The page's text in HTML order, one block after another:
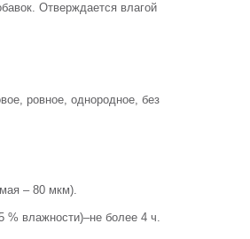
Отверждается влагой
ровное, однородное, без
– 80 мкм).
% влажности)–не более 4 ч.